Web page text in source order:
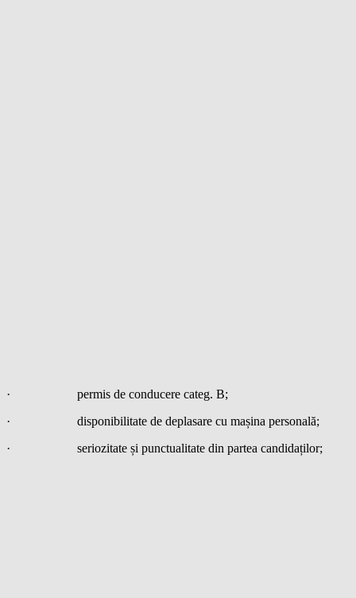
· permis de conducere categ. B;
· disponibilitate de deplasare cu mașina personală;
· seriozitate și punctualitate din partea candidaților;